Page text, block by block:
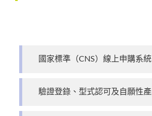
國家標準（CNS）線上申購系統